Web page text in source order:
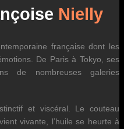
Nielly
française dont les
De Paris à Tokyo, ses
de nombreuses galeries
et viscéral. Le couteau
vivante, l’huile se heurte à